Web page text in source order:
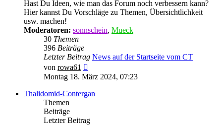
Hast Du Ideen, wie man das Forum noch verbessern kann?
Hier kannst Du Vorschläge zu Themen, Übersichtlichkeit
usw. machen!
Moderatoren: sonnschein, Mueck
30 Themen
396 Beiträge
Letzter Beitrag News auf der Startseite vom CT
von rowa61
Beitrag
Montag 18. März 2024, 07:23
Thalidomid-Contergan
Themen
Beiträge
Letzter Beitrag